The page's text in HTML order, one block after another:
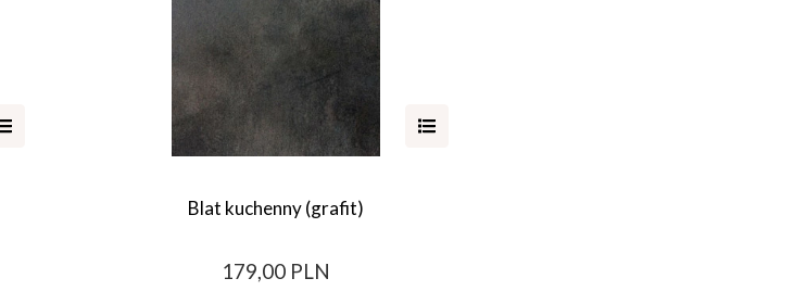
Blat kuchenny (grafit)
179,00 PLN